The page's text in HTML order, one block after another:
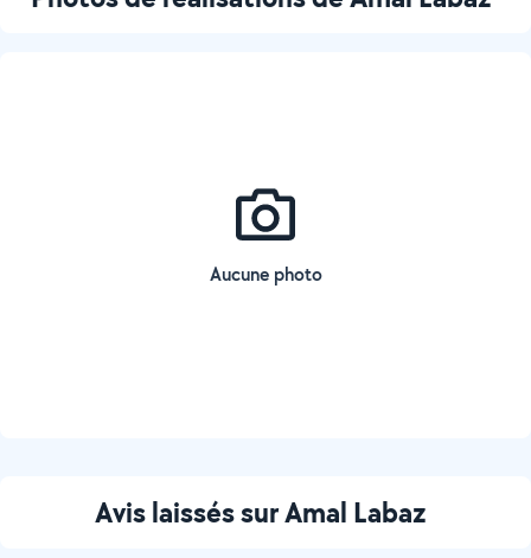
Aucune photo
Avis laissés sur Amal Labaz